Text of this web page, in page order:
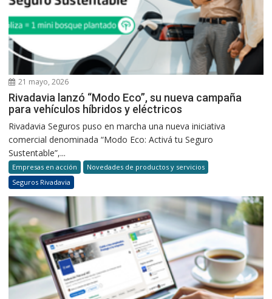
21 mayo, 2026
Rivadavia lanzó “Modo Eco”, su nueva campaña
para vehículos híbridos y eléctricos
Rivadavia Seguros puso en marcha una nueva iniciativa
comercial denominada “Modo Eco: Activá tu Seguro
Sustentable”,...
Empresas en acción
Novedades de productos y servicios
Seguros Rivadavia